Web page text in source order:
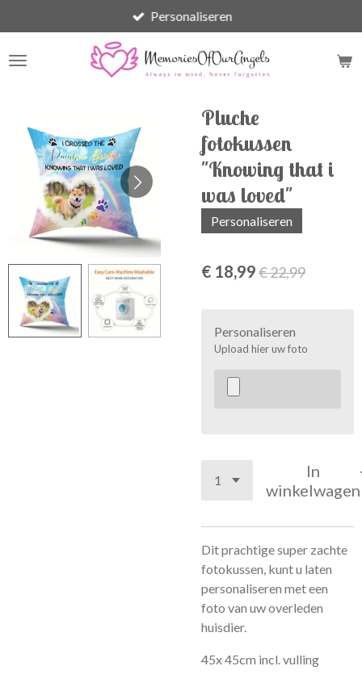
direct
naar
Personaliseren
Pluche
fotokussen
"Knowing that i
was loved"
Personaliseren
€ 18,99€ 22,99
Personaliseren
Upload hier uw foto
In
winkelwagen
Dit prachtige super zachte
fotokussen, kunt u laten
personaliseren met een
foto van uw overleden
huisdier.
45x 45cm incl. vulling